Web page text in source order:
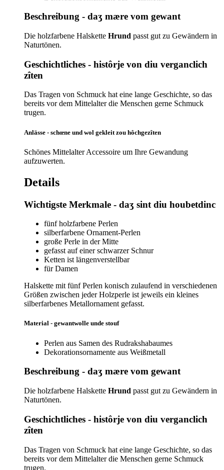
Beschreibung - daʒ mære vom gewant
Die holzfarbene Halskette Hrund passt gut zu Gewändern in
Naturtönen.
Geschichtliches - histôrje von diu verganclich
zîten
Das Tragen von Schmuck hat eine lange Geschichte, so das
bereits vor dem Mittelalter die Menschen gerne Schmuck
trugen.
Anlässe - schœne und wol gekleit zou hôchgezîten
Schönes Mittelalter Accessoire um Ihre Gewandung
aufzuwerten.
Details
Wichtigste Merkmale - daʒ sint diu houbetdinc
fünf holzfarbene Perlen
silberfarbene Ornament-Perlen
große Perle in der Mitte
gefasst auf einer schwarzer Schnur
Ketten ist längenverstellbar
für Damen
Halskette mit fünf Perlen konisch zulaufend in verschiedenen
Größen zwischen jeder Holzperle ist jeweils ein kleines
silberfarbenes Metallornament gefasst.
Material - gewantwolle unde stouf
Perlen aus Samen des Rudrakshabaumes
Dekorationsornamente aus Weißmetall
Beschreibung - daʒ mære vom gewant
Die holzfarbene Halskette Hrund passt gut zu Gewändern in
Naturtönen.
Geschichtliches - histôrje von diu verganclich
zîten
Das Tragen von Schmuck hat eine lange Geschichte, so das
bereits vor dem Mittelalter die Menschen gerne Schmuck
trugen.